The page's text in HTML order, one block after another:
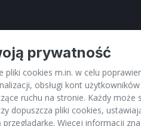
prywatność
pliki cookies m.in. w celu
obsługi kont
ruchu na stronie. Każdy może
dopuszcza pliki cookies,
Więcej informacji
SIĘ Z NAMI: